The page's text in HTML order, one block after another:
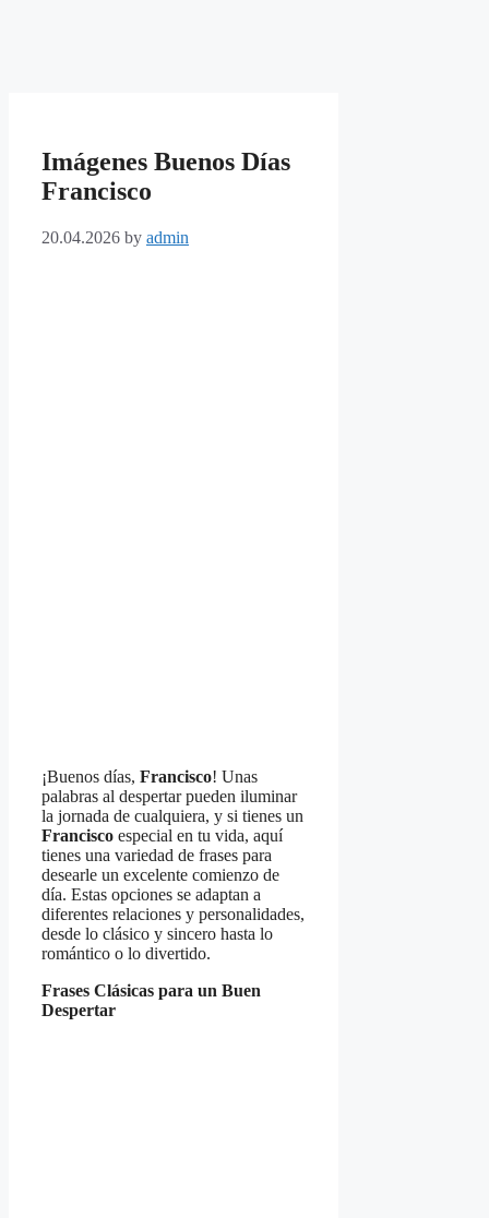
Imágenes Buenos Días
Francisco
20.04.2026 by admin
¡Buenos días, Francisco! Unas
palabras al despertar pueden iluminar
la jornada de cualquiera, y si tienes un
Francisco especial en tu vida, aquí
tienes una variedad de frases para
desearle un excelente comienzo de
día. Estas opciones se adaptan a
diferentes relaciones y personalidades,
desde lo clásico y sincero hasta lo
romántico o lo divertido.
Frases Clásicas para un Buen
Despertar